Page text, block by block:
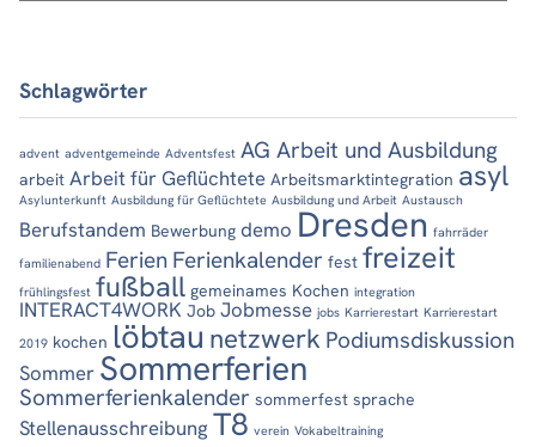
Schlagwörter
advent adventgemeinde Adventsfest AG Arbeit und Ausbildung
arbeit Arbeit für Geflüchtete Arbeitsmarktintegration asyl
Asylunterkunft Ausbildung für Geflüchtete Ausbildung und Arbeit Austausch
Berufstandem Bewerbung demo Dresden fahrräder
familienabend Ferien Ferienkalender fest freizeit
frühlingsfest fußball gemeinames Kochen integration
INTERACT4WORK Job Jobmesse jobs Karrierestart Karrierestart
2019 kochen löbtau netzwerk Podiumsdiskussion
Sommer Sommerferien
Sommerferienkalender sommerfest sprache
Stellenausschreibung T8 verein Vokabeltraining